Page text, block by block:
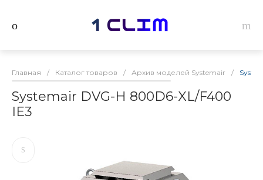
Главная / Каталог товаров / Архив моделей Systemair /
Systemair DVG-H 800D6-XL/F400
IE3